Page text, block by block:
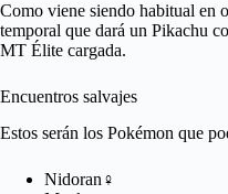
Como viene siendo habitual en
temporal que dará un Pikachu
MT Élite cargada.
Encuentros salvajes
Estos serán los Pokémon que
Nidoran♀